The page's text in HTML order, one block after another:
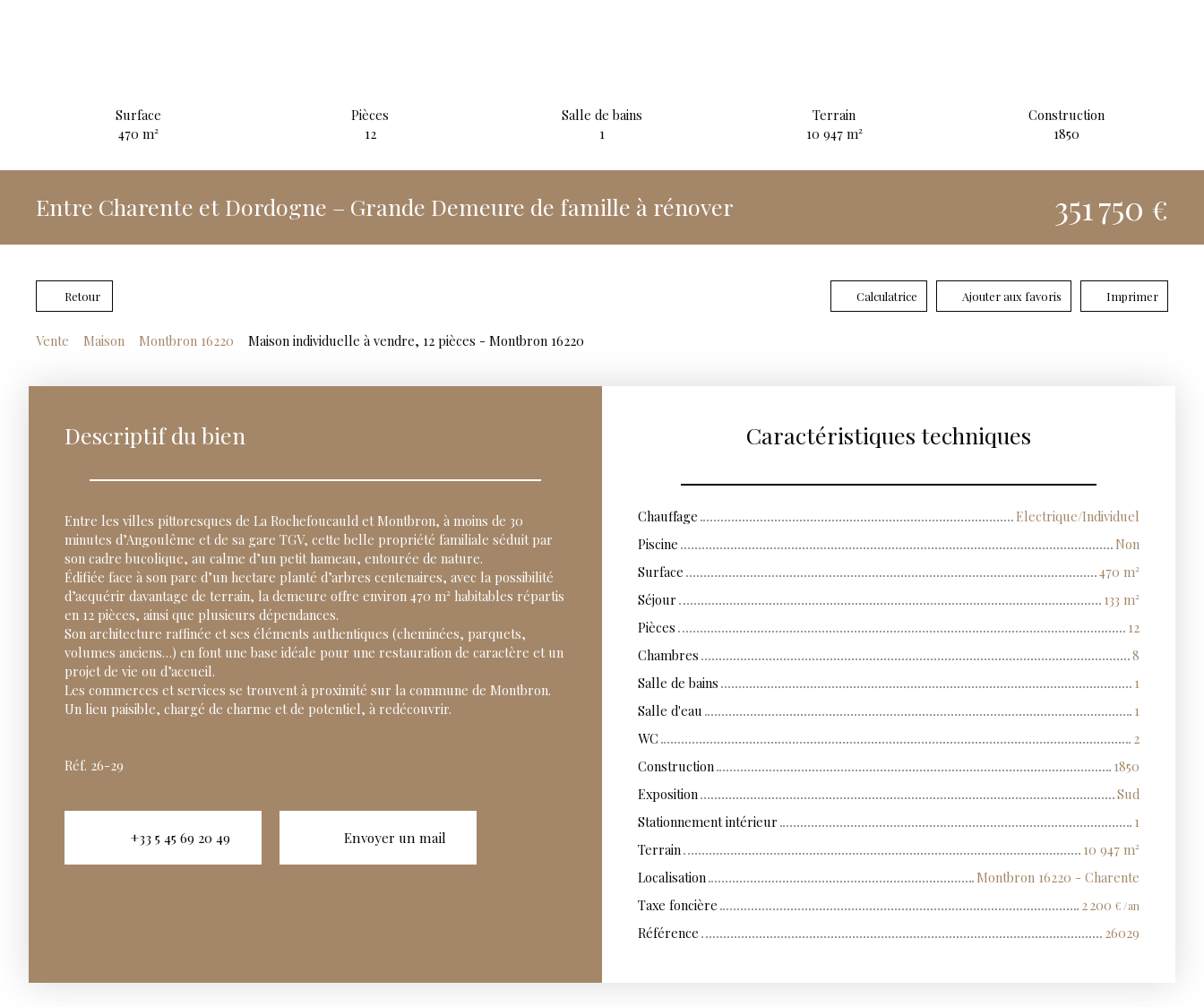
Surface
470 m²
Pièces
12
Salle de bains
1
Terrain
10 947 m²
Construction
1850
Entre Charente et Dordogne – Grande Demeure de famille à rénover 351 750 €
Retour Calculatrice Ajouter aux favoris Imprimer
Vente Maison Montbron 16220 Maison individuelle à vendre, 12 pièces - Montbron 16220
Descriptif du bien
Entre les villes pittoresques de La Rochefoucauld et Montbron, à moins de 30
minutes d’Angoulême et de sa gare TGV, cette belle propriété familiale séduit par
son cadre bucolique, au calme d’un petit hameau, entourée de nature.
Édifiée face à son parc d’un hectare planté d’arbres centenaires, avec la possibilité
d’acquérir davantage de terrain, la demeure offre environ 470 m² habitables répartis
en 12 pièces, ainsi que plusieurs dépendances.
Son architecture raffinée et ses éléments authentiques (cheminées, parquets,
volumes anciens…) en font une base idéale pour une restauration de caractère et un
projet de vie ou d’accueil.
Les commerces et services se trouvent à proximité sur la commune de Montbron.
Un lieu paisible, chargé de charme et de potentiel, à redécouvrir.
Réf. 26-29
+33 5 45 69 20 49 Envoyer un mail
Caractéristiques techniques
Chauffage
Electrique/Individuel
Piscine
Non
Surface
470 m²
Séjour
133 m²
Pièces
12
Chambres
8
Salle de bains
1
Salle d'eau
1
WC
2
Construction
1850
Exposition
Sud
Stationnement intérieur
1
Terrain
10 947 m²
Localisation
Montbron 16220 - Charente
Taxe foncière
2 200 € /an
Référence 26029